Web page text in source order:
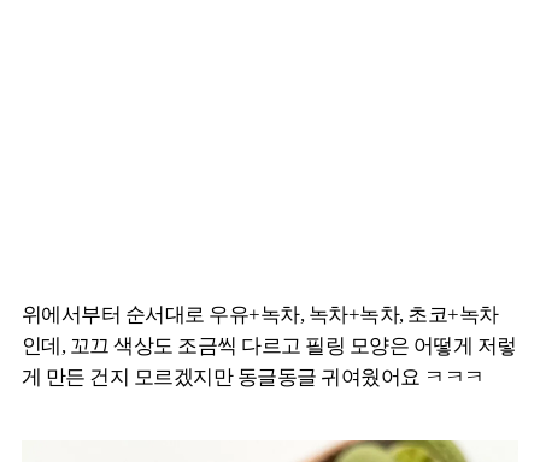
위에서부터 순서대로 우유+녹차, 녹차+녹차, 초코+녹차
인데, 꼬끄 색상도 조금씩 다르고 필링 모양은 어떻게 저렇
게 만든 건지 모르겠지만 동글동글 귀여웠어요 ㅋㅋㅋ